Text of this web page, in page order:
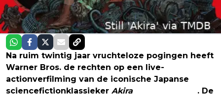
Na ruim twintig jaar vruchteloze pogingen heeft
Warner Bros. de rechten op een live-
actionverfilming van de iconische Japanse
sciencefictionklassieker Akira
. De